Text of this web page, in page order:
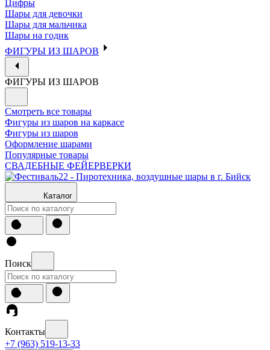
Цифры
Шары для девочки
Шары для мальчика
Шары на годик
ФИГУРЫ ИЗ ШАРОВ
ФИГУРЫ ИЗ ШАРОВ
Смотреть все товары
Фигуры из шаров на каркасе
Фигуры из шаров
Оформление шарами
Популярные товары
СВАДЕБНЫЕ ФЕЙЕРВЕРКИ
Каталог
Поиск
Контакты
+7 (963) 519-13-33